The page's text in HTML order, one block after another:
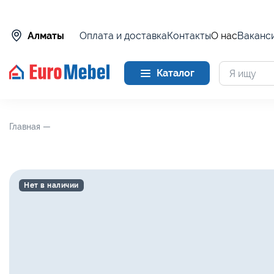
Алматы Оплата и доставкаКонтактыО нас
Каталог
Главная —
Нет в наличии